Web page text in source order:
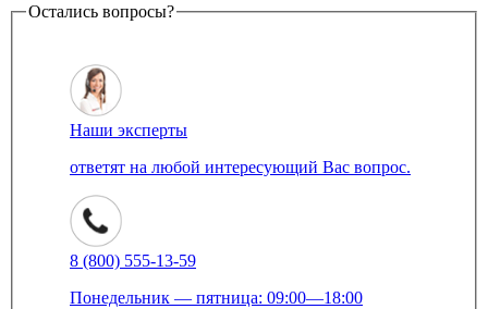
Остались вопросы?
Наши эксперты
ответят на любой интересующий Вас вопрос.
8 (800) 555-13-59
Понедельник — пятница: 09:00—18:00